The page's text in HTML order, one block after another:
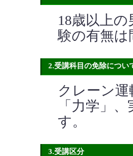
18歳以上
験の有無は
2.受講科目の免除につい
クレーン
「力学」
す。
3.受講区分